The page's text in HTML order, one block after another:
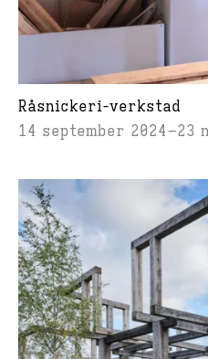
Råsnickeri-verkstad
14 september 2024
23